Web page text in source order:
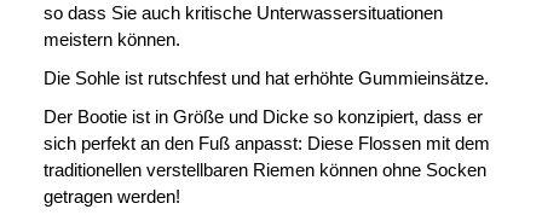
so dass Sie auch kritische Unterwassersituationen
meistern können.
Die Sohle ist rutschfest und hat erhöhte Gummieinsätze.
Der Bootie ist in Größe und Dicke so konzipiert, dass er
sich perfekt an den Fuß anpasst: Diese Flossen mit dem
traditionellen verstellbaren Riemen können ohne Socken
getragen werden!